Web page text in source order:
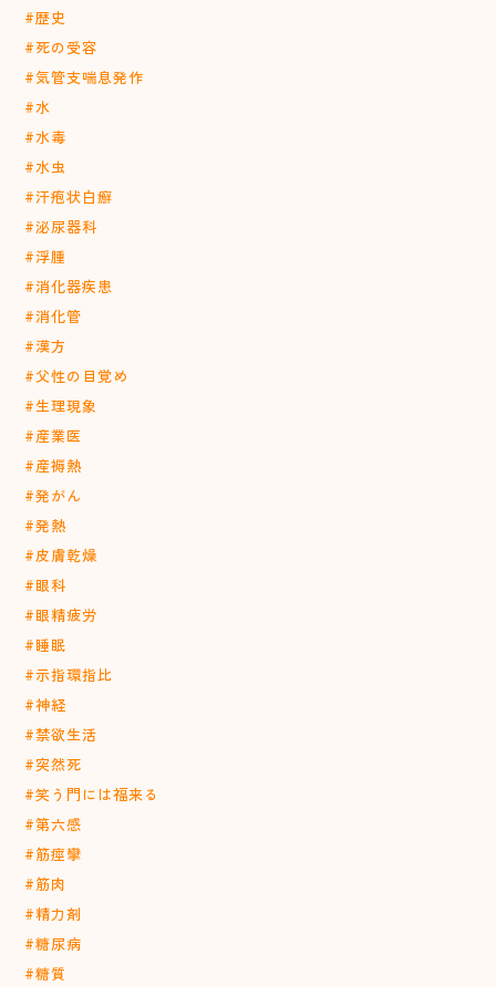
#歴史
#死の受容
#気管支喘息発作
#水
#水毒
#水虫
#汗疱状白癬
#泌尿器科
#浮腫
#消化器疾患
#消化管
#漢方
#父性の目覚め
#生理現象
#産業医
#産褥熱
#発がん
#発熱
#皮膚乾燥
#眼科
#眼精疲労
#睡眠
#示指環指比
#神経
#禁欲生活
#突然死
#笑う門には福来る
#第六感
#筋痙攣
#筋肉
#精力剤
#糖尿病
#糖質